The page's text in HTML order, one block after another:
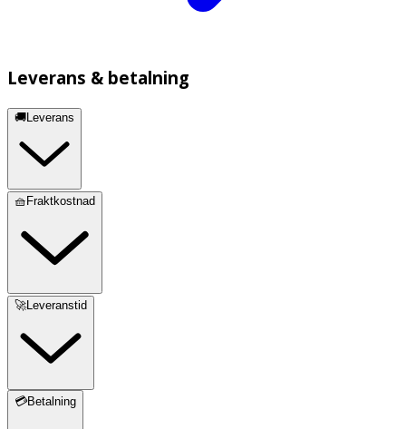
Leverans & betalning
🚚Leverans
🧺Fraktkostnad
🚀Leveranstid
💳Betalning